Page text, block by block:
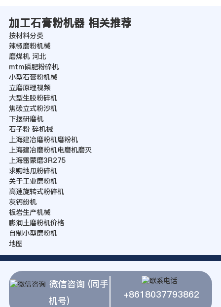
加工石膏粉机器 相关推荐
按材料分类
辣椒磨粉机械
磨煤机 河北
mtm磷肥粉碎机
小型石膏粉机械
立磨原理视频
大型生胶粉碎机
焦碳立式粉沙机
下摆研磨机
石子粉 碎机械
上海建冶磨粉机磨粉机
上海建冶磨粉机电磨机磨灭
上海雷蒙磨3R275
求购地瓜粉碎机
关于工业磨粉机
高速旋转式粉碎机
灰钙纷机
板岩生产机械
膨润土磨粉机价格
自制小型磨粉机
地图
微信咨询 (同手
机号)
+8618037793862